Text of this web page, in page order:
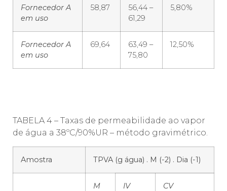
Fornecedor A
em uso
58,87
56,44 –
61,29
5,80%
Fornecedor A
em uso
69,64
63,49 –
75,80
12,50%
TABELA 4 – Taxas de permeabilidade ao vapor
de água a 38ºC/90%UR – método gravimétrico.
Amostra TPVA (g água) . M (-2) . Dia (-1)
M IV CV